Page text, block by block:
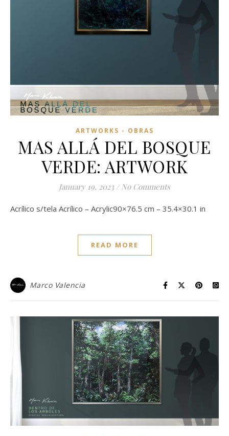
ARTWORKS - OBRAS
MAS ALLÁ DEL BOSQUE
VERDE: ARTWORK
January 19, 2023 / No Comments
Acrílico s/tela Acrílico – Acrylic90×76.5 cm – 35.4×30.1 in
READ MORE
Marco Valencia